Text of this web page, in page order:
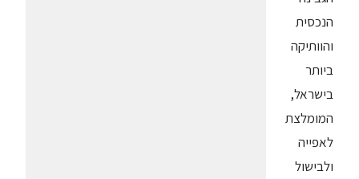
הנכסית
והוותיקה
ביותר
בישראל,
המומלצת
לאפייה
ולבישול